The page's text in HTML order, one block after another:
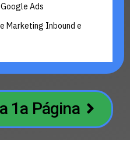
Ads
Marketing Inbound e
1a Página